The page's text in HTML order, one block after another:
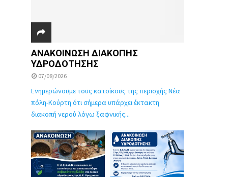
ΑΝΑΚΟΙΝΩΣΗ ΔΙΑΚΟΠΗΣ
ΥΔΡΟΔΟΤΗΣΗΣ
07/08/2026
Ενημερώνουμε τους κατοίκους της περιοχής Νέα
πόλη-Κούρτη ότι σήμερα υπάρχει έκτακτη
διακοπή νερού λόγω ξαφνικής...